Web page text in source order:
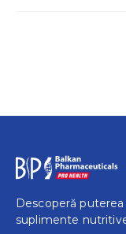
Descoperă
suplimente